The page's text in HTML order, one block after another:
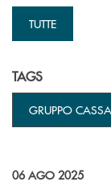
TUTTE
TAGS
GRUPPO
06 AGO 2025